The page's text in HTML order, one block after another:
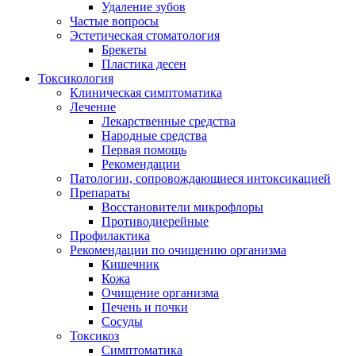
Удаление зубов
Частые вопросы
Эстетическая стоматология
Брекеты
Пластика десен
Токсикология
Клиническая симптоматика
Лечение
Лекарственные средства
Народные средства
Первая помощь
Рекомендации
Патологии, сопровождающиеся интоксикацией
Препараты
Восстановители микрофлоры
Противодиерейные
Профилактика
Рекомендации по очищению организма
Кишечник
Кожа
Очищение организма
Печень и почки
Сосуды
Токсикоз
Cимптоматика